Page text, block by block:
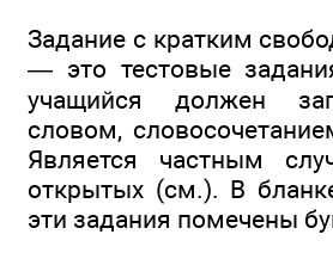
Задание с кратким
— это тестовые
учащийся должен
словом,
Является частным
открытых (см.). В
эти задания помечены